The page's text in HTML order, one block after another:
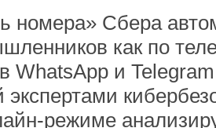
номера» Сбера
как по
WhatsApp и
экспертами
режиме